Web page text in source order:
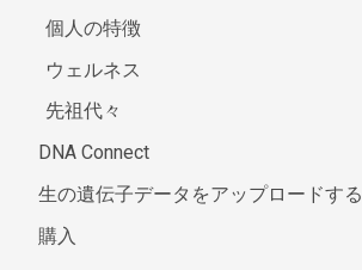
個人の特徴
ウェルネス
先祖代々
DNA Connect
生の遺伝子データをアップロードする
購入